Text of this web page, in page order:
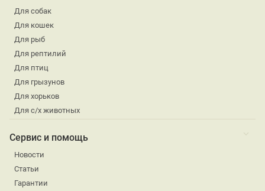
Для собак
Для кошек
Для рыб
Для рептилий
Для птиц
Для грызунов
Для хорьков
Для с/х животных
Сервис и помощь
Новости
Статьи
Гарантии